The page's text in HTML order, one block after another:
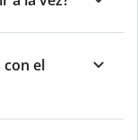
con el